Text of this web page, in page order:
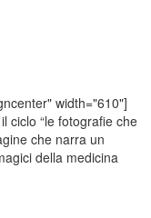
width="610"]
ciclo “le fotografie che
che narra un
della medicina